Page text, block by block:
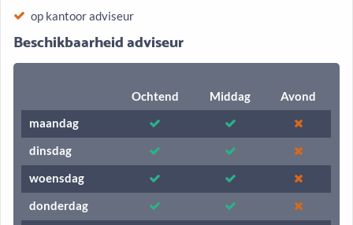
op kantoor adviseur
Beschikbaarheid adviseur
Ochtend Middag
Avond
maandag
dinsdag
woensdag
donderdag